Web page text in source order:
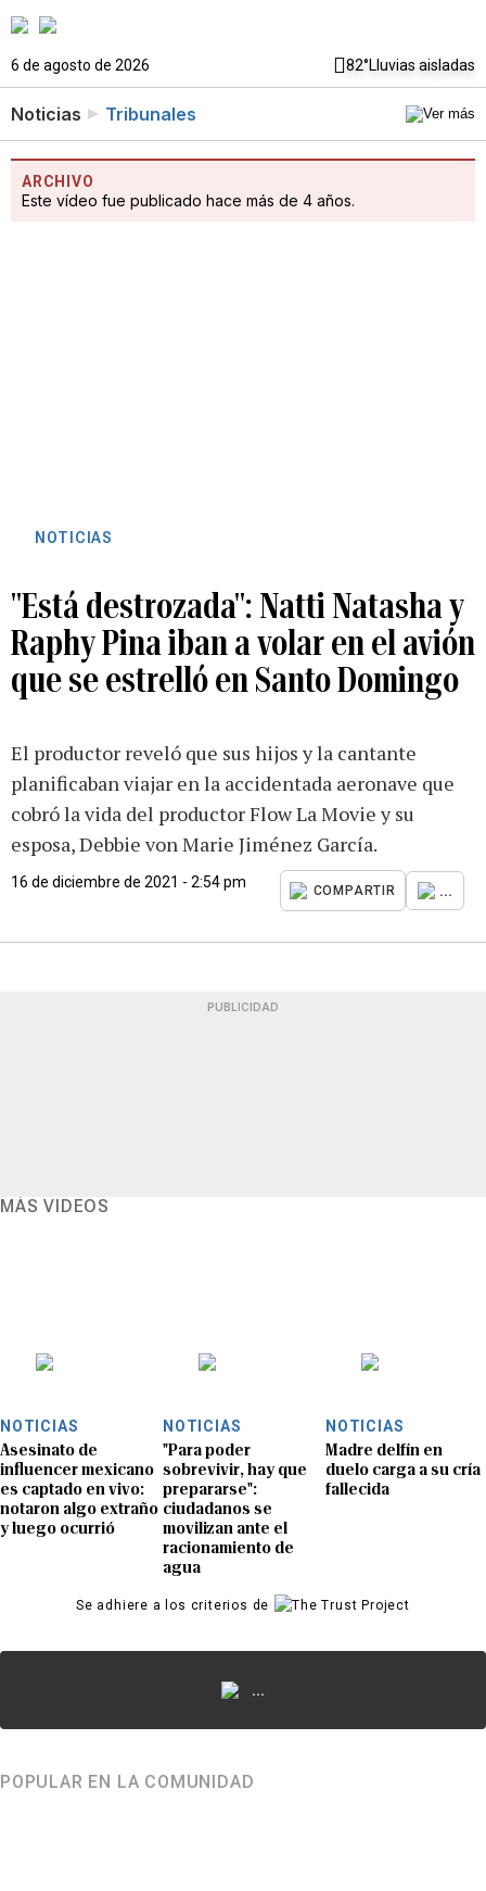
6 de agosto de 2026 82°Lluvias aisladas
Noticias Tribunales
ARCHIVO
Este vídeo fue publicado hace más de 4 años.
NOTICIAS
"Está destrozada": Natti Natasha y
Raphy Pina iban a volar en el avión
que se estrelló en Santo Domingo
El productor reveló que sus hijos y la cantante
planificaban viajar en la accidentada aeronave que
cobró la vida del productor Flow La Movie y su
esposa, Debbie von Marie Jiménez García.
16 de diciembre de 2021 - 2:54 pm
COMPARTIR ...
PUBLICIDAD
MÁS VIDEOS
NOTICIAS
Asesinato de
influencer mexicano
es captado en vivo:
notaron algo extraño
y luego ocurrió
NOTICIAS
"Para poder
sobrevivir, hay que
prepararse":
ciudadanos se
movilizan ante el
racionamiento de
agua
NOTICIAS
Madre delfín en
duelo carga a su cría
fallecida
Se adhiere a los criterios de
...
POPULAR EN LA COMUNIDAD